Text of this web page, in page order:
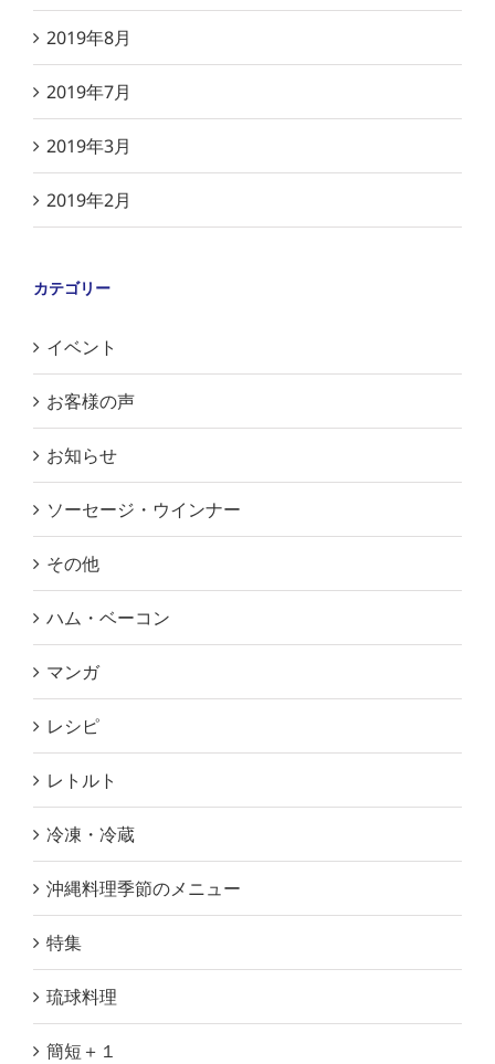
2019年8月
2019年7月
2019年3月
2019年2月
カテゴリー
イベント
お客様の声
お知らせ
ソーセージ・ウインナー
その他
ハム・ベーコン
マンガ
レシピ
レトルト
冷凍・冷蔵
沖縄料理季節のメニュー
特集
琉球料理
簡短＋１